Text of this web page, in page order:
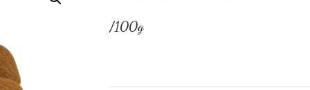
/100g